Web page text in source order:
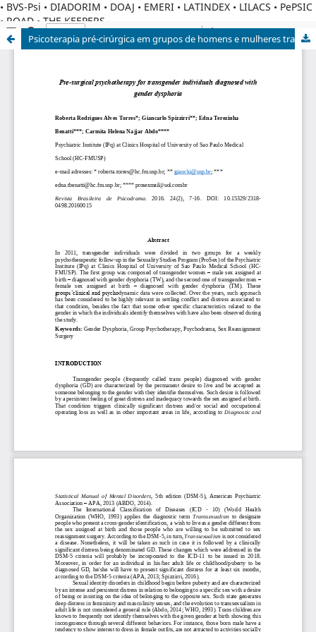
• BVS-Psi • DIADORIM • DOAJ • EMERI • LATINDEX • LILACS • PePSIC
• ROAD • THE KEEPERS
Psicoterapia pré-cirúrgica em grupos de homens e mulheres transexuais participantes do processo transexualizador